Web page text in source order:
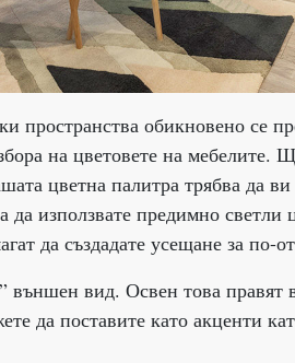
пространства обикновено се
на цветовете на мебелите.
цветна палитра трябва да
да използвате предимно
да създадате усещане за по-
външен вид. Освен това правят
да поставите като акценти